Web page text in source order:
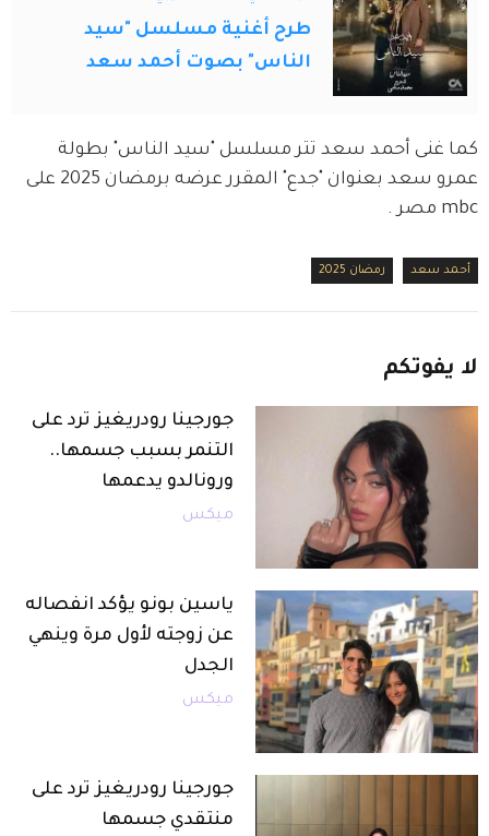
طرح أغنية مسلسل "سيد
الناس" بصوت أحمد سعد
كما غنى أحمد سعد تتر مسلسل "سيد الناس" بطولة
عمرو سعد بعنوان "جدع" المقرر عرضه برمضان 2025 على
mbc مصر .
أحمد سعد رمضان 2025
لا يفوتكم
جورجينا رودريغيز ترد على
التنمر بسبب جسمها..
ورونالدو يدعمها
ميكس
ياسين بونو يؤكد انفصاله
عن زوجته لأول مرة وينهي
الجدل
ميكس
جورجينا رودريغيز ترد على
منتقدي جسمها